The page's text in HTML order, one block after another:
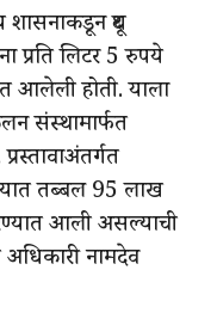
शासनाकडून दूध
प्रति लिटर 5 रुपये
आलेली होती. याला
संस्थामार्फत
तब्बल 95 लाख
आली असल्याची
नामदेव